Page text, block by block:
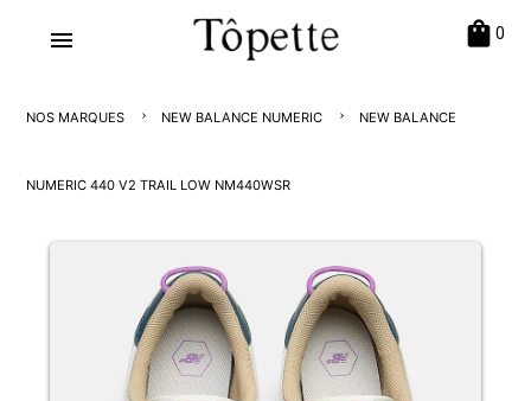
menu shopping_bag 0
NOS MARQUES NEW BALANCE NUMERIC NEW BALANCE
NUMERIC 440 V2 TRAIL LOW NM440WSR